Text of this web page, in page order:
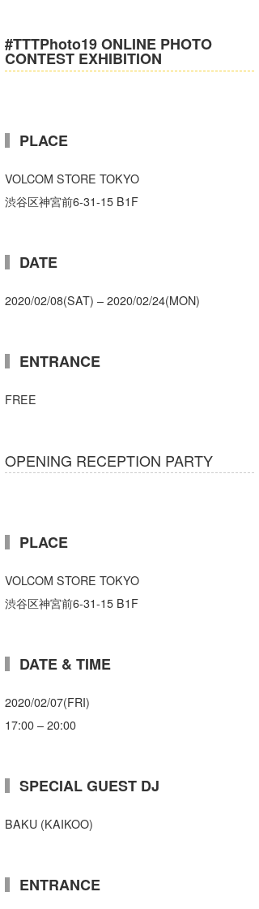
#TTTPhoto19 ONLINE PHOTO
CONTEST EXHIBITION
PLACE
VOLCOM STORE TOKYO
渋谷区神宮前6-31-15 B1F
DATE
2020/02/08(SAT) – 2020/02/24(MON)
ENTRANCE
FREE
OPENING RECEPTION PARTY
PLACE
VOLCOM STORE TOKYO
渋谷区神宮前6-31-15 B1F
DATE & TIME
2020/02/07(FRI)
17:00 – 20:00
SPECIAL GUEST DJ
BAKU (KAIKOO)
ENTRANCE
NOBUFUKU
G◎Da
mitz
Soulman
YUKI☆
上田純子
唐澤予報士
ゴン
米山予報士
予報士 hiro.